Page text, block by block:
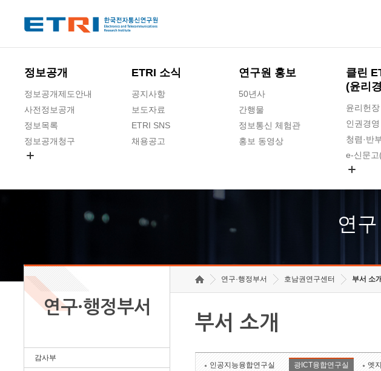
정보공개
정보공개제도안내
사전정보공개
정보목록
정보공개청구
ETRI 소식
공지사항
보도자료
ETRI SNS
채용공고
연구원 홍보
50년사
간행물
정보통신 체험관
홍보 동영상
클린
(윤리
윤리헌장
인권경영
청렴·반
e-신문
고객의소
수의계약
연
연구·행정부서
감사부
연구·행정부서 호남권연구센터 부서 소개
부서 소개
인공지능융합연구실 광ICT융합연구실 엣